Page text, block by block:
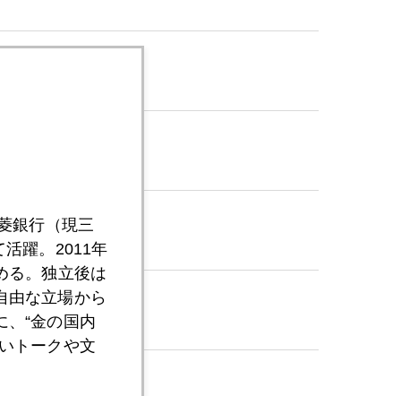
銀行（現三
活躍。2011年
る。独立後は
由な立場から
、“金の国内
トークや文